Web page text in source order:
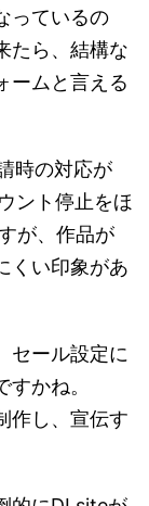
っているの
たら、結構な
ームと言える
時の対応が
ント停止をほ
が、作品が
くい印象があ
セール設定に
かね。
作し、宣伝す